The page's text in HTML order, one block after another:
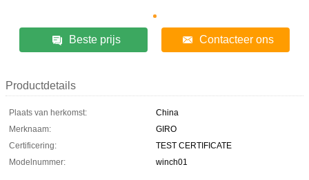
Beste prijs Contacteer ons
Productdetails
Plaats van herkomst:
China
Merknaam:
GIRO
Certificering:
TEST CERTIFICATE
Modelnummer:
winch01